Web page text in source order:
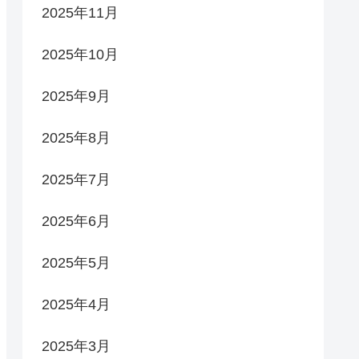
2025年11月
2025年10月
2025年9月
2025年8月
2025年7月
2025年6月
2025年5月
2025年4月
2025年3月